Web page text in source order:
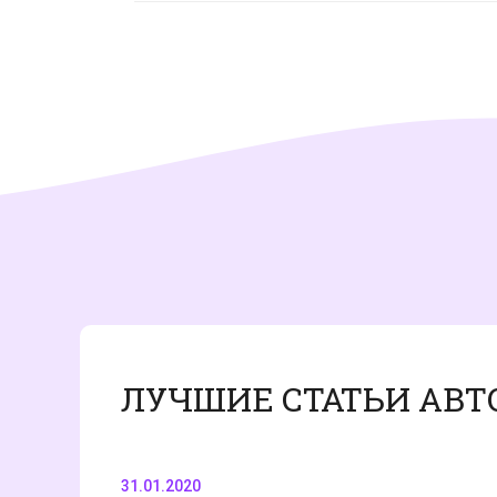
ЛУЧШИЕ СТАТЬИ
31.01.2020